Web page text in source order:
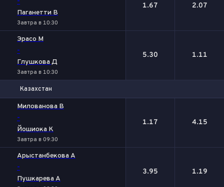
Паганетти В
Завтра в 10:30
1.67 2.07
Эрасо М
-
Глушкова Д
Завтра в 10:30
5.30 1.11
Казахстан
Милованова В
-
Йошиока К
Завтра в 09:30
1.17 4.15
Арыстанбекова А
-
Пушкарева А
3.95 1.19